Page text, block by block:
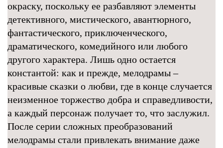
окраску, поскольку ее разбавляют элементы
детективного, мистического, авантюрного,
фантастического, приключенческого,
драматического, комедийного или любого
другого характера. Лишь одно остается
константой: как и прежде, мелодрамы –
красивые сказки о любви, где в конце случается
неизменное торжество добра и справедливости,
а каждый персонаж получает то, что заслужил.
После серии сложных преобразований
мелодрамы стали привлекать внимание даже